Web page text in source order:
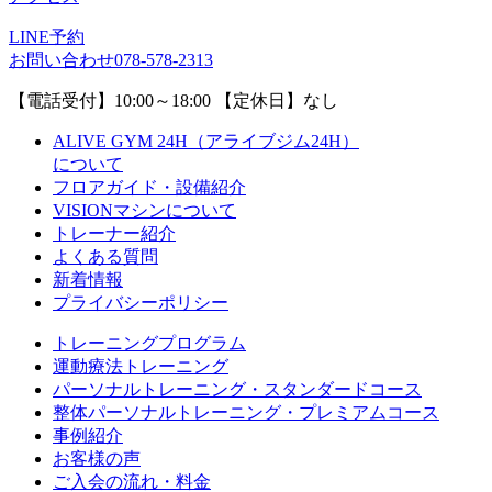
LINE予約
お問い合わせ078-578-2313
【電話受付】10:00～18:00 【定休日】なし
ALIVE GYM 24H（アライブジム24H）
について
フロアガイド・設備紹介
VISIONマシンについて
トレーナー紹介
よくある質問
新着情報
プライバシーポリシー
トレーニングプログラム
運動療法トレーニング
パーソナルトレーニング・スタンダードコース
整体パーソナルトレーニング・プレミアムコース
事例紹介
お客様の声
ご入会の流れ・料金